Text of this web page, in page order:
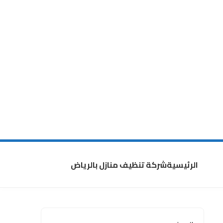
الرئيسيةشركة تنظيف منازل بالرياض